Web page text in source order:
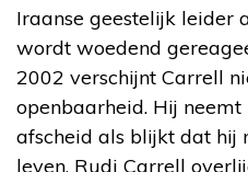
Iraanse geestelijk leider
wordt woedend
2002 verschijnt Carrell
openbaarheid. Hij
afscheid als blijkt dat hij
leven. Rudi Carrell